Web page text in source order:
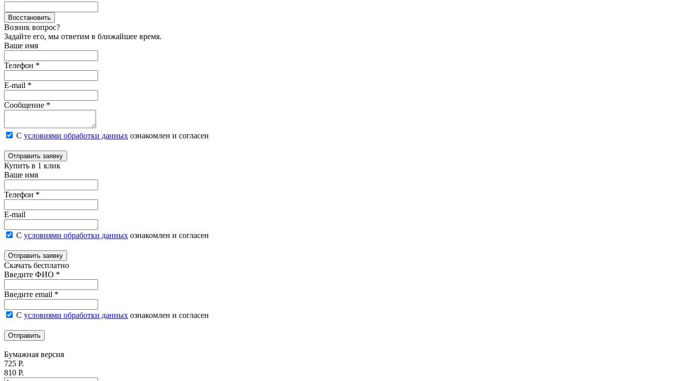
Восстановить
Возник вопрос?
Задайте его, мы ответим в ближайшее время.
Ваше имя
Телефон *
E-mail *
Сообщение *
С условиями обработки данных ознакомлен и согласен
Отправить заявку
Купить в 1 клик
Ваше имя
Телефон *
E-mail
С условиями обработки данных ознакомлен и согласен
Отправить заявку
Скачать бесплатно
Введите ФИО *
Введите email *
С условиями обработки данных ознакомлен и согласен
Отправить
Бумажная версия
725 Р.
810 Р.